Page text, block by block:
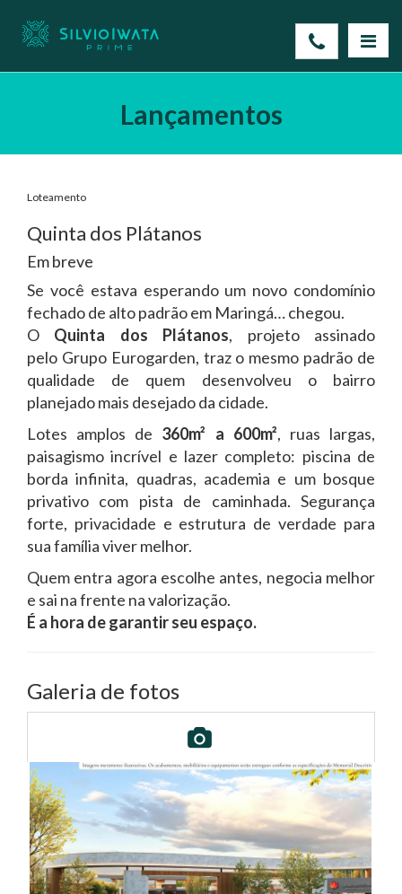
Lançamentos
Loteamento
Quinta dos Plátanos
Em breve
Se você estava esperando um novo condomínio
fechado de alto padrão em Maringá… chegou.
O Quinta dos Plátanos, projeto assinado
pelo Grupo Eurogarden, traz o mesmo padrão de
qualidade de quem desenvolveu o bairro
planejado mais desejado da cidade.
Lotes amplos de 360m² a 600m², ruas largas,
paisagismo incrível e lazer completo: piscina de
borda infinita, quadras, academia e um bosque
privativo com pista de caminhada. Segurança
forte, privacidade e estrutura de verdade para
sua família viver melhor.
Quem entra agora escolhe antes, negocia melhor
e sai na frente na valorização.
É a hora de garantir seu espaço.
Galeria de fotos